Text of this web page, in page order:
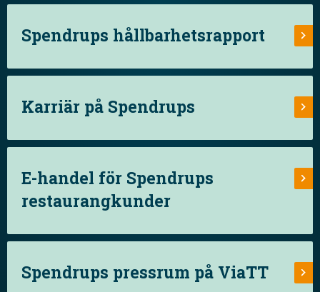
Spendrups hållbarhetsrapport
Karriär på Spendrups
E-handel för Spendrups
restaurangkunder
Spendrups pressrum på ViaTT